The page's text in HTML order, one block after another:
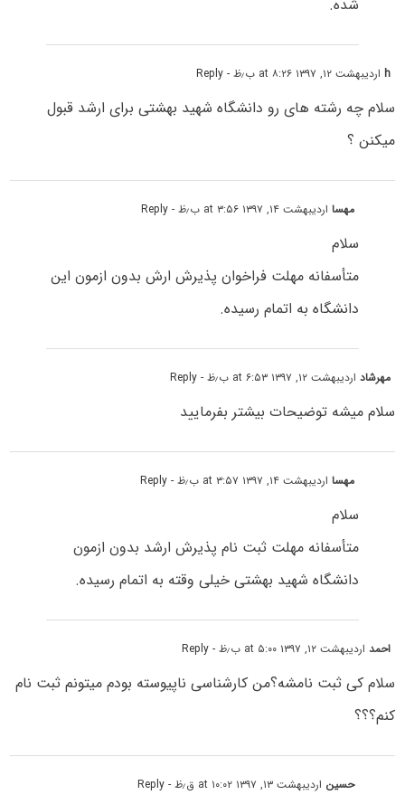
شده.
hاردیبهشت ۱۲, ۱۳۹۷ at ۸:۲۶ ب٫ظ - Reply
سلام چه رشته های رو دانشگاه شهید بهشتی برای ارشد قبول
میکنن ؟
مهسااردیبهشت ۱۴, ۱۳۹۷ at ۳:۵۶ ب٫ظ - Reply
سلام
متأسفانه مهلت فراخوان پذیرش ارش بدون ازمون این
دانشگاه به اتمام رسیده.
مهرشاداردیبهشت ۱۲, ۱۳۹۷ at ۶:۵۳ ب٫ظ - Reply
سلام میشه توضیحات بیشتر بفرمایید
مهسااردیبهشت ۱۴, ۱۳۹۷ at ۳:۵۷ ب٫ظ - Reply
سلام
متأسفانه مهلت ثبت نام پذیرش ارشد بدون ازمون
دانشگاه شهید بهشتی خیلی وقته به اتمام رسیده.
احمداردیبهشت ۱۲, ۱۳۹۷ at ۵:۰۰ ب٫ظ - Reply
سلام کی ثبت نامشه؟من کارشناسی ناپیوسته بودم میتونم ثبت نام
کنم؟؟؟
حسین اردیبهشت ۱۳, ۱۳۹۷ at ۱۰:۰۲ ق٫ظ - Reply